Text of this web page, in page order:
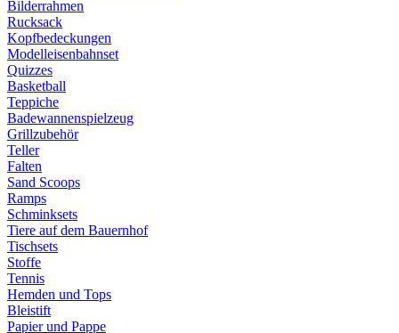
Bilderrahmen
Rucksack
Kopfbedeckungen
Modelleisenbahnset
Quizzes
Basketball
Teppiche
Badewannenspielzeug
Grillzubehör
Teller
Falten
Sand Scoops
Ramps
Schminksets
Tiere auf dem Bauernhof
Tischsets
Stoffe
Tennis
Hemden und Tops
Bleistift
Papier und Pappe